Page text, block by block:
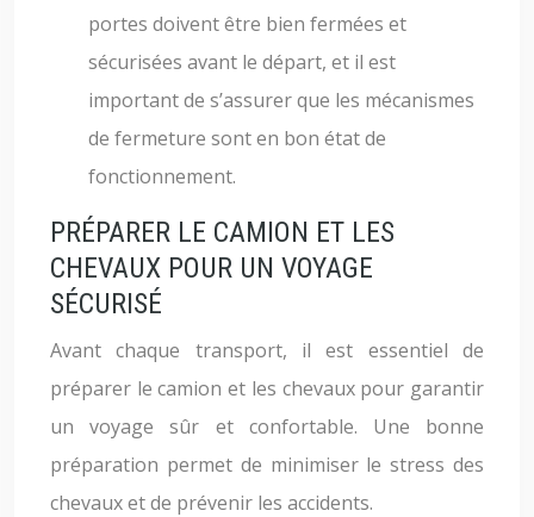
portes doivent être bien fermées et
sécurisées avant le départ, et il est
important de s’assurer que les mécanismes
de fermeture sont en bon état de
fonctionnement.
PRÉPARER LE CAMION ET LES
CHEVAUX POUR UN VOYAGE
SÉCURISÉ
Avant chaque transport, il est essentiel de
préparer le camion et les chevaux pour garantir
un voyage sûr et confortable. Une bonne
préparation permet de minimiser le stress des
chevaux et de prévenir les accidents.